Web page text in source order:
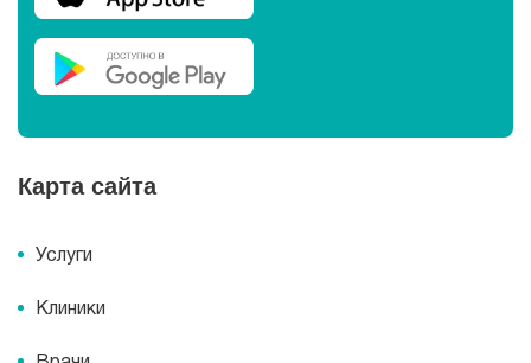
Карта сайта
Услуги
Клиники